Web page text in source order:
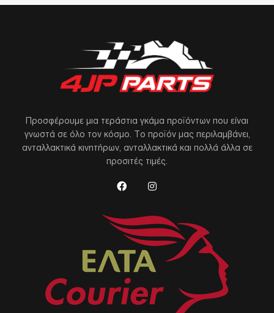
Προσφέρουμε μια τεράστια γκάμα προϊόντων που είναι
γνωστά σε όλο τον κόσμο. Το προϊόν μας περιλαμβάνει,
ανταλλακτικά κινητήρων, ανταλλακτικά και πολλά άλλα σε
προσιτές τιμές.